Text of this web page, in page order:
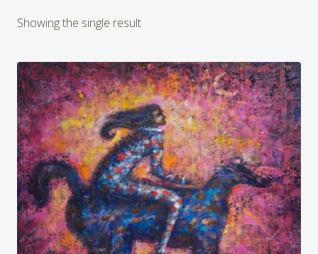
Showing the single result